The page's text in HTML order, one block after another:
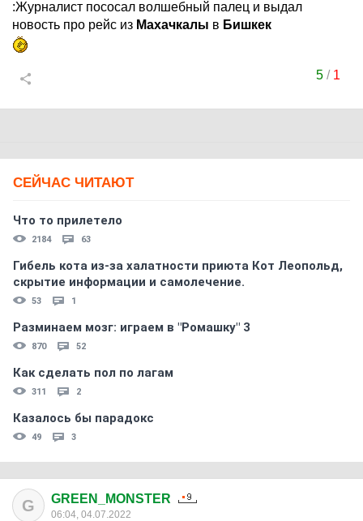
:Журналист пососал волшебный палец и выдал
новость про рейс из Махачкалы в Бишкек
5/ 1
СЕЙЧАС ЧИТАЮТ
Что то прилетело
2184 63
Гибель кота из-за халатности приюта Кот Леопольд,
скрытиe информации и самолечение.
53 1
Разминаем мозг: играем в "Ромашку" 3
870 52
Как сделать пол по лагам
311 2
Казалось бы парадокс
49 3
G GREEN_MONSTER
06:04, 04.07.2022